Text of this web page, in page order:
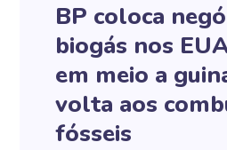
BP coloca
biogás nos
em meio a
volta aos
fósseis